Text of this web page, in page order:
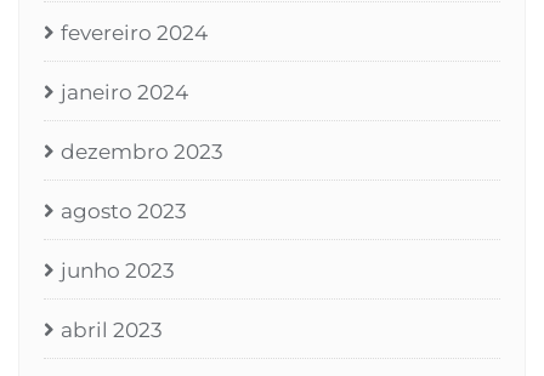
fevereiro 2024
janeiro 2024
dezembro 2023
agosto 2023
junho 2023
abril 2023